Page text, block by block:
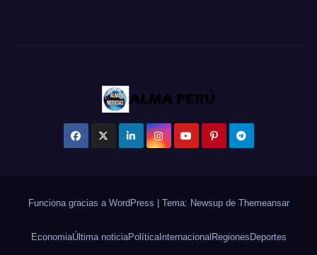
Funciona gracias a WordPress | Tema: Newsup de Themeansar
EconomiaÚltima noticiaPolíticaInternacional Regiones Deportes